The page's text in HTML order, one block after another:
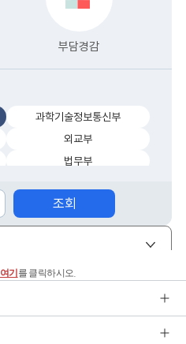
여기 를 클릭하시오.